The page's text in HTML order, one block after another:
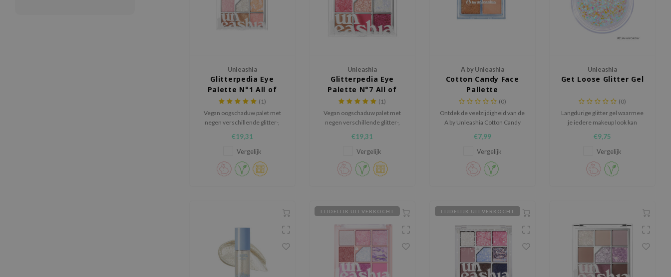
Unleashia
Glitterpedia Eye
Palette N°1 All of
Glitter (1)
Vegan oogschaduw palet met
negen verschillende glitter-,
zowel dagelijks gebruik als voor
speciale gelegenheden.
€19,31
Vergelijk
Unleashia
Glitterpedia Eye
Palette N°7 All of
Peach Ade(1)
Vegan oogschaduw palet met
negen verschillende glitter-,
zowel dagelijks gebruik als voor
speciale gelegenheden.
€19,31
Vergelijk
A by Unleashia
Cotton Candy Face
Pallette
(0)
Ontdek de veelzijdigheid van de
A by Unleashia Cotton Candy
duo-pan palette ontworpen voor
volledige make-uplooks
onderweg.
€7,99
Vergelijk
Unleashia
Get Loose Glitter Gel
(0)
Langdurige glitter gel waarmee
je iedere makeup look kan
en concerten.
€9,75
Vergelijk
TIJDELIJK UITVERKOCHT TIJDELIJK UITVERKOCHT